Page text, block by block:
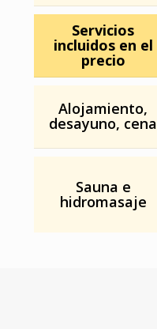
Servicios
incluidos en el
precio
Alojamiento,
desayuno, cena
Sauna e
hidromasaje